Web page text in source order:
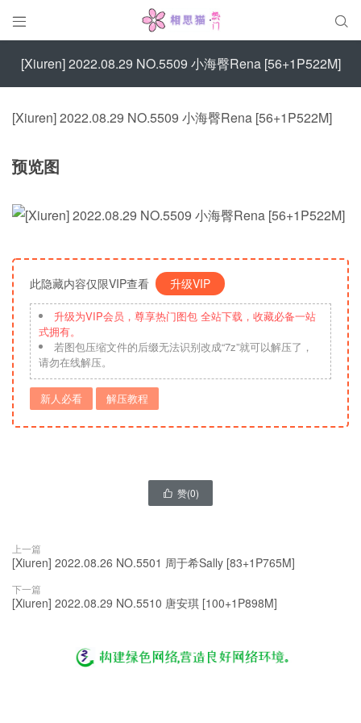
 
[Xiuren] 2022.08.29 NO.5509 小海臀Rena [56+1P522M]
[Xiuren] 2022.08.29 NO.5509 小海臀Rena [56+1P522M]
预览图
此隐藏内容仅限VIP查看 升级VIP
升级为VIP会员，尊享热门图包 全站下载，收藏必备一站
式拥有。
若图包压缩文件的后缀无法识别改成“7z”就可以解压了，
请勿在线解压。
新人必看 解压教程
 赞(0)
上一篇
[Xiuren] 2022.08.26 NO.5501 周于希Sally [83+1P765M]
下一篇
[Xiuren] 2022.08.29 NO.5510 唐安琪 [100+1P898M]